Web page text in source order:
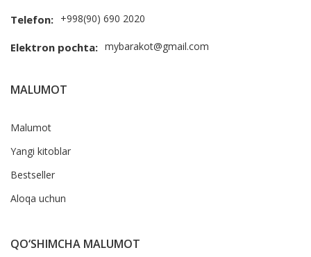
Telefon: +998(90) 690 2020
Elektron pochta: mybarakot@gmail.com
MALUMOT
Malumot
Yangi kitoblar
Bestseller
Aloqa uchun
QO‘SHIMCHA MALUMOT